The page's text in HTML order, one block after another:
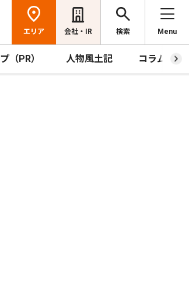
エリア 会社・IR 検索 Menu
（PR） 人物風土記 コラム